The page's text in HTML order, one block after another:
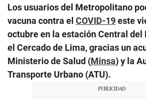
Los usuarios del Metropolitano
vacuna contra el COVID-19este
octubre en la estación Central
el Cercado de Lima, gracias un
Ministerio de Salud (Minsa) y la
Transporte Urbano (ATU).